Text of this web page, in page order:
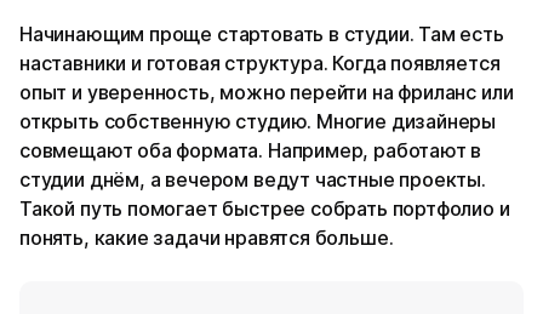
Начинающим проще стартовать в студии. Там есть
наставники и готовая структура. Когда появляется
опыт и уверенность, можно перейти на фриланс или
открыть собственную студию. Многие дизайнеры
совмещают оба формата. Например, работают в
студии днём, а вечером ведут частные проекты.
Такой путь помогает быстрее собрать портфолио и
понять, какие задачи нравятся больше.